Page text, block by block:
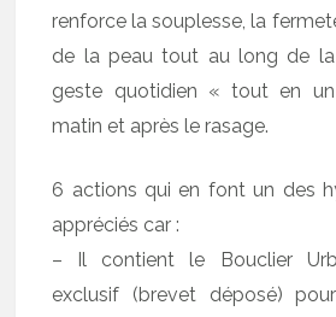
renforce la souplesse, la
de la peau tout au long de la
geste quotidien « tout en
matin et après le rasage.
6 actions qui en font un des
appréciés car :
– Il contient le Bouclier
exclusif (brevet déposé)